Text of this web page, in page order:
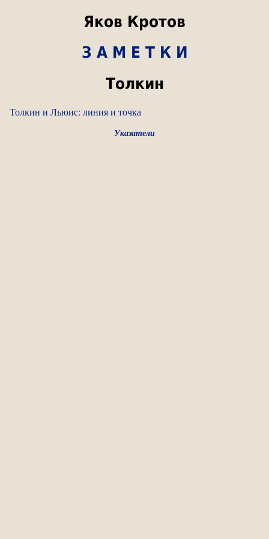
Яков Кротов
З А М Е Т К И
Толкин
Толкин и Льюис: линия и точка
Указатели